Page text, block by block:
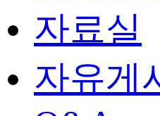
자료실
자유게